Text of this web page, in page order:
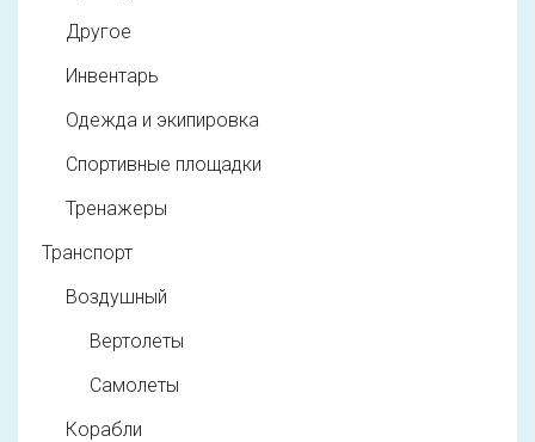
Другое
Инвентарь
Одежда и экипировка
Спортивные площадки
Тренажеры
Транспорт
Воздушный
Вертолеты
Самолеты
Корабли